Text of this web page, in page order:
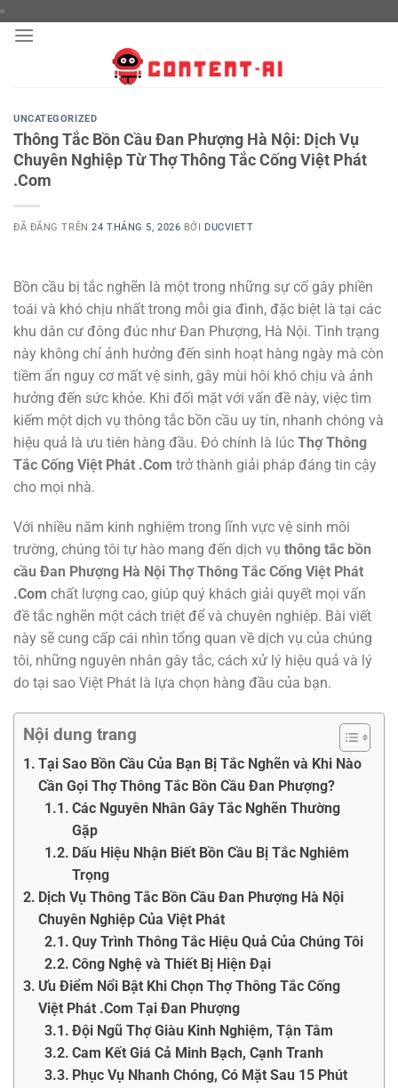
đến
UNCATEGORIZED
Thông Tắc Bồn Cầu Đan Phượng Hà Nội: Dịch Vụ
Chuyên Nghiệp Từ Thợ Thông Tắc Cống Việt Phát
.Com
ĐÃ ĐĂNG TRÊN24 THÁNG 5, 2026 BỞI DUCVIETT
Bồn cầu bị tắc nghẽn là một trong những sự cố gây phiền
toái và khó chịu nhất trong mỗi gia đình, đặc biệt là tại các
khu dân cư đông đúc như Đan Phượng, Hà Nội. Tình trạng
này không chỉ ảnh hưởng đến sinh hoạt hàng ngày mà còn
tiềm ẩn nguy cơ mất vệ sinh, gây mùi hôi khó chịu và ảnh
hưởng đến sức khỏe. Khi đối mặt với vấn đề này, việc tìm
kiếm một dịch vụ thông tắc bồn cầu uy tín, nhanh chóng và
hiệu quả là ưu tiên hàng đầu. Đó chính là lúc Thợ Thông
Tắc Cống Việt Phát .Com trở thành giải pháp đáng tin cậy
cho mọi nhà.
Với nhiều năm kinh nghiệm trong lĩnh vực vệ sinh môi
trường, chúng tôi tự hào mang đến dịch vụ thông tắc bồn
cầu Đan Phượng Hà Nội Thợ Thông Tắc Cống Việt Phát
.Com chất lượng cao, giúp quý khách giải quyết mọi vấn
đề tắc nghẽn một cách triệt để và chuyên nghiệp. Bài viết
này sẽ cung cấp cái nhìn tổng quan về dịch vụ của chúng
tôi, những nguyên nhân gây tắc, cách xử lý hiệu quả và lý
do tại sao Việt Phát là lựa chọn hàng đầu của bạn.
Nội dung trang
Tại Sao Bồn Cầu Của Bạn Bị Tắc Nghẽn và Khi Nào
Cần Gọi Thợ Thông Tắc Bồn Cầu Đan Phượng?
Các Nguyên Nhân Gây Tắc Nghẽn Thường
Gặp
Dấu Hiệu Nhận Biết Bồn Cầu Bị Tắc Nghiêm
Trọng
Dịch Vụ Thông Tắc Bồn Cầu Đan Phượng Hà Nội
Chuyên Nghiệp Của Việt Phát
Quy Trình Thông Tắc Hiệu Quả Của Chúng Tôi
Công Nghệ và Thiết Bị Hiện Đại
Ưu Điểm Nổi Bật Khi Chọn Thợ Thông Tắc Cống
Việt Phát .Com Tại Đan Phượng
Đội Ngũ Thợ Giàu Kinh Nghiệm, Tận Tâm
Cam Kết Giá Cả Minh Bạch, Cạnh Tranh
Phục Vụ Nhanh Chóng, Có Mặt Sau 15 Phút